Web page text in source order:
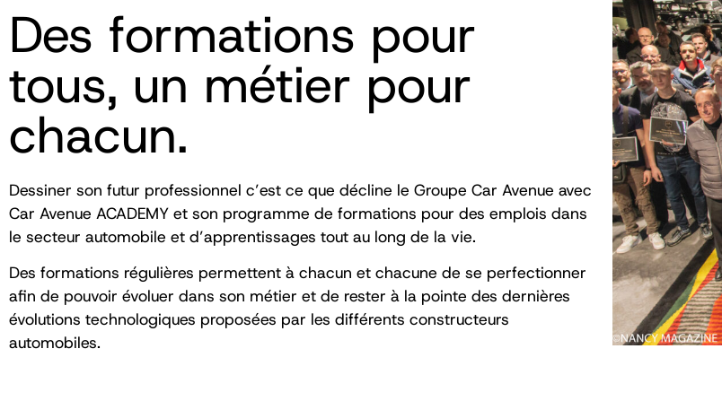
Des formations pour
tous, un métier pour
chacun.
Dessiner son futur professionnel c’est ce que décline le Groupe Car Avenue avec
Car Avenue ACADEMY et son programme de formations pour des emplois dans
le secteur automobile et d’apprentissages tout au long de la vie.
Des formations régulières permettent à chacun et chacune de se perfectionner
afin de pouvoir évoluer dans son métier et de rester à la pointe des dernières
évolutions technologiques proposées par les différents constructeurs
automobiles.